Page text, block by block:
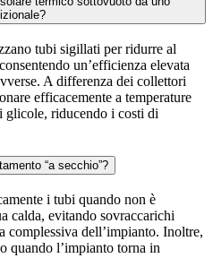
tubi sigillati per ridurre al
un’efficienza elevata
A differenza dei collettori
efficacemente a temperature
glicole, riducendo i costi di
“a secchio”?
i tubi quando non è
calda, evitando sovraccarichi
complessiva dell’impianto. Inoltre,
quando l’impianto torna in